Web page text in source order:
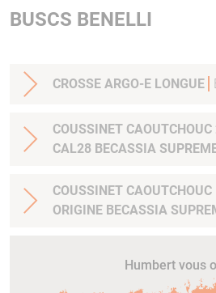
BUSCS BENELLI
CROSSE ARGO-E LONGUE
COUSSINET
CAL28 BECASSIA
COUSSINET
ORIGINE BECASSIA
Humbert vous